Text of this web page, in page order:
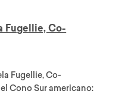
Fugellie, Co-
Fugellie, Co-
Cono Sur americano: